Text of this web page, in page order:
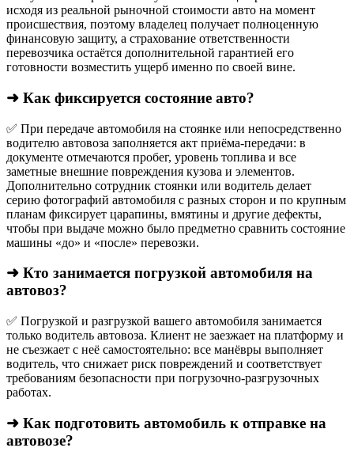
исходя из реальной рыночной стоимости авто на момент
происшествия, поэтому владелец получает полноценную
финансовую защиту, а страхование ответственности
перевозчика остаётся дополнительной гарантией его
готовности возместить ущерб именно по своей вине.
➜ Как фиксируется состояние авто?
✅ При передаче автомобиля на стоянке или непосредственно
водителю автовоза заполняется акт приёма-передачи: в
документе отмечаются пробег, уровень топлива и все
заметные внешние повреждения кузова и элементов.
Дополнительно сотрудник стоянки или водитель делает
серию фотографий автомобиля с разных сторон и по крупным
планам фиксирует царапины, вмятины и другие дефекты,
чтобы при выдаче можно было предметно сравнить состояние
машины «до» и «после» перевозки.
➜ Кто занимается погрузкой автомобиля на
автовоз?
✅ Погрузкой и разгрузкой вашего автомобиля занимается
только водитель автовоза. Клиент не заезжает на платформу и
не съезжает с неё самостоятельно: все манёвры выполняет
водитель, что снижает риск повреждений и соответствует
требованиям безопасности при погрузочно-разгрузочных
работах.
➜ Как подготовить автомобиль к отправке на
автовозе?